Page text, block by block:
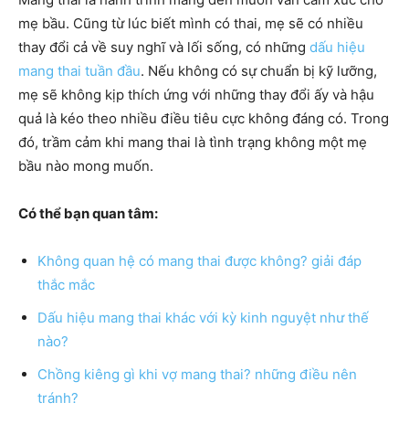
mẹ bầu. Cũng từ lúc biết mình có thai, mẹ sẽ có nhiều
thay đổi cả về suy nghĩ và lối sống, có những dấu hiệu
mang thai tuần đầu. Nếu không có sự chuẩn bị kỹ lưỡng,
mẹ sẽ không kịp thích ứng với những thay đổi ấy và hậu
quả là kéo theo nhiều điều tiêu cực không đáng có. Trong
đó, trầm cảm khi mang thai là tình trạng không một mẹ
bầu nào mong muốn.
Có thể bạn quan tâm:
Không quan hệ có mang thai được không? giải đáp
thắc mắc
Dấu hiệu mang thai khác với kỳ kinh nguyệt như thế
nào?
Chồng kiêng gì khi vợ mang thai? những điều nên
tránh?